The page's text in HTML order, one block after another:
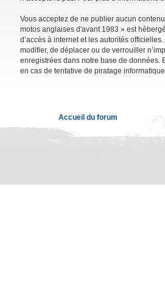
Vous acceptez de ne publier aucun
motos anglaises d'avant 1983 » est
d’accès à internet et les autorités
modifier, de déplacer ou de verrouiller
enregistrées dans notre base de données.
en cas de tentative de piratage
Accueil du forum